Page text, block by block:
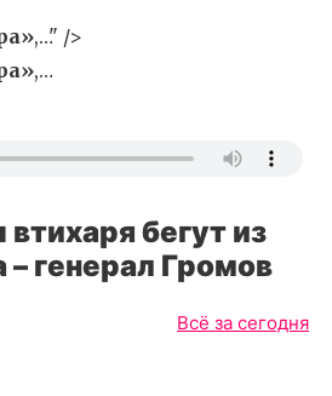
,…" />
,…
бегут из
генерал Громов
Всё за сегодня